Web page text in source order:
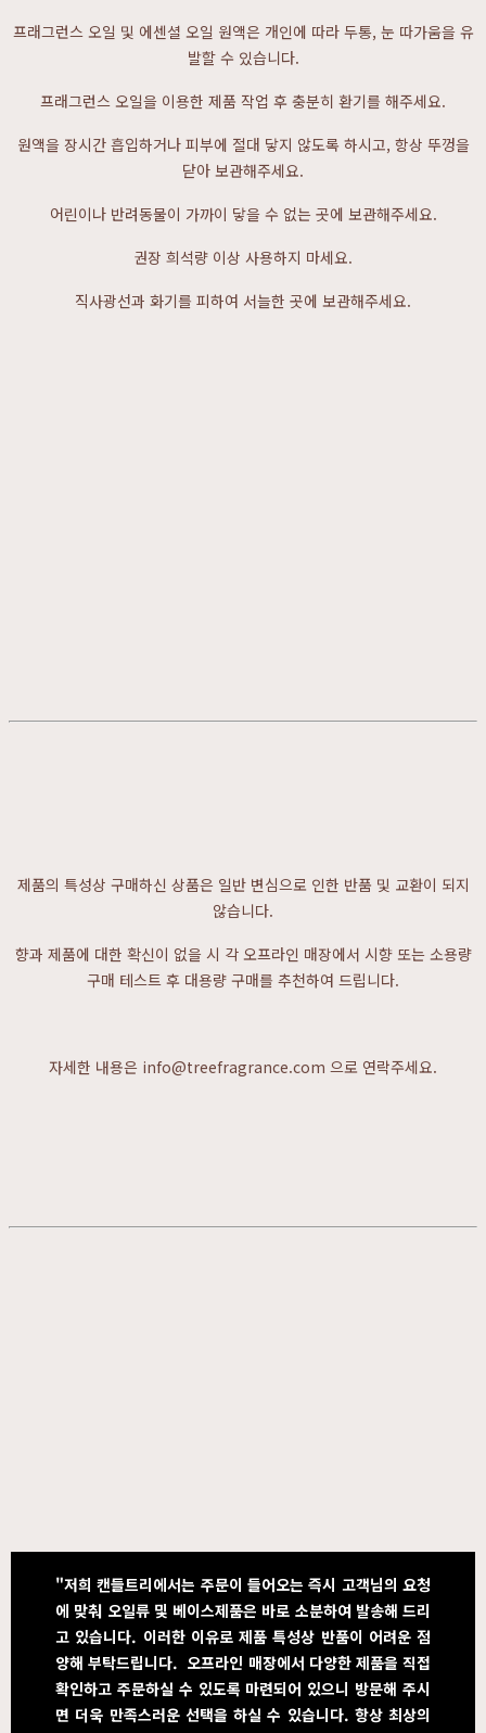
프래그런스 오일 및 에센셜 오일 원액은 개인에 따라 두통, 눈 따가움을 유
발할 수 있습니다.
프래그런스 오일을 이용한 제품 작업 후 충분히 환기를 해주세요.
원액을 장시간 흡입하거나 피부에 절대 닿지 않도록 하시고, 항상 뚜껑을
닫아 보관해주세요.
어린이나 반려동물이 가까이 닿을 수 없는 곳에 보관해주세요.
권장 희석량 이상 사용하지 마세요.
직사광선과 화기를 피하여 서늘한 곳에 보관해주세요.
제품의 특성상 구매하신 상품은 일반 변심으로 인한 반품 및 교환이 되지
않습니다.
향과 제품에 대한 확신이 없을 시 각 오프라인 매장에서 시향 또는 소용량
구매 테스트 후 대용량 구매를 추천하여 드립니다.
자세한 내용은 info@treefragrance.com 으로 연락주세요.
"저희 캔들트리에서는 주문이 들어오는 즉시 고객님의 요청
에 맞춰 오일류 및 베이스제품은 바로 소분하여 발송해 드리
고 있습니다. 이러한 이유로 제품 특성상 반품이 어려운 점
양해 부탁드립니다. 오프라인 매장에서 다양한 제품을 직접
확인하고 주문하실 수 있도록 마련되어 있으니 방문해 주시
면 더욱 만족스러운 선택을 하실 수 있습니다. 항상 최상의